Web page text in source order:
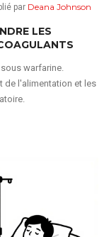
par Deana Johnson
LES
warfarine.
de l'alimentation et les